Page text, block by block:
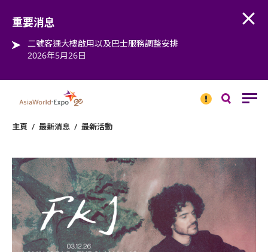
重要消息
二號客運大樓啟用以及巴士服務調整安排
2026年5月26日
消息
主頁 / 最新消息 / 最新活動